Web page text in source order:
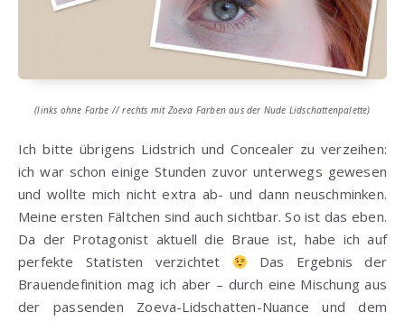
(links ohne Farbe // rechts mit Zoeva Farben aus der Nude Lidschattenpalette)
Ich bitte übrigens Lidstrich und Concealer zu verzeihen:
ich war schon einige Stunden zuvor unterwegs gewesen
und wollte mich nicht extra ab- und dann neuschminken.
Meine ersten Fältchen sind auch sichtbar. So ist das eben.
Da der Protagonist aktuell die Braue ist, habe ich auf
perfekte Statisten verzichtet
Das Ergebnis der
Brauendefinition mag ich aber – durch eine Mischung aus
der passenden Zoeva-Lidschatten-Nuance und dem